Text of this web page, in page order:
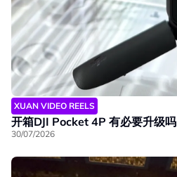
XUAN VIDEO REELS
开箱DJI Pocket 4P 有必要升级吗
30/07/2026